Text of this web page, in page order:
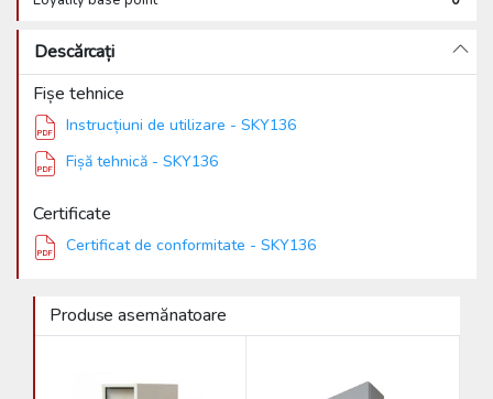
Descărcați
Fișe tehnice
Instrucțiuni de utilizare - SKY136
Fișă tehnică - SKY136
Certificate
Certificat de conformitate - SKY136
Produse asemănatoare